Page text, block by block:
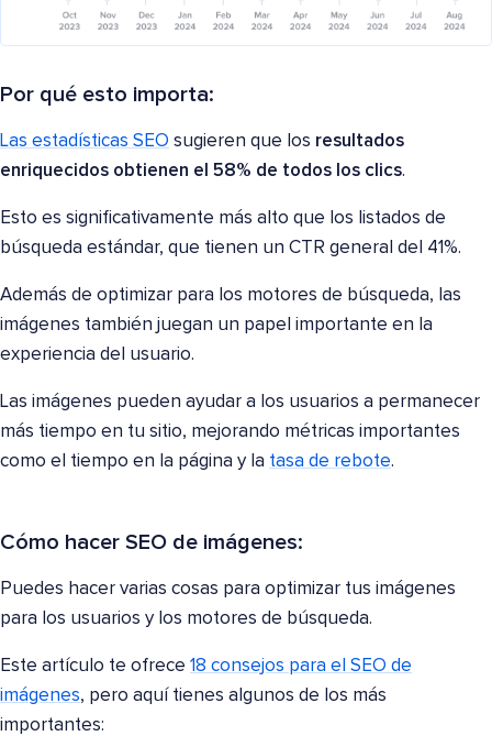
Por qué esto importa:
Las estadísticas SEO sugieren que los resultados
enriquecidos obtienen el 58% de todos los clics.
Esto es significativamente más alto que los listados de
búsqueda estándar, que tienen un CTR general del 41%.
Además de optimizar para los motores de búsqueda, las
imágenes también juegan un papel importante en la
experiencia del usuario.
Las imágenes pueden ayudar a los usuarios a permanecer
más tiempo en tu sitio, mejorando métricas importantes
como el tiempo en la página y la tasa de rebote.
Cómo hacer SEO de imágenes:
Puedes hacer varias cosas para optimizar tus imágenes
para los usuarios y los motores de búsqueda.
Este artículo te ofrece 18 consejos para el SEO de
imágenes, pero aquí tienes algunos de los más
importantes: